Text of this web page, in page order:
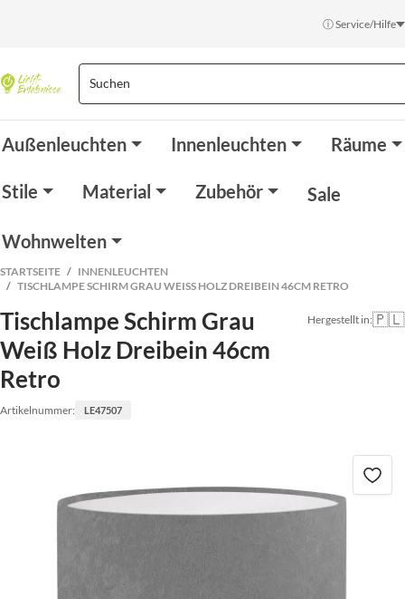
ⓘ Service/Hilfe
Außenleuchten Innenleuchten Räume
Stile Material Zubehör Sale
Wohnwelten
STARTSEITE
INNENLEUCHTEN
TISCHLAMPE SCHIRM GRAU WEISS HOLZ DREIBEIN 46CM RETRO
Tischlampe Schirm Grau
Weiß Holz Dreibein 46cm
Retro
Artikelnummer: LE47507
Hergestellt in:🇵🇱